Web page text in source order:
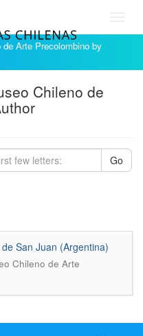
Arte Precolombino by
Chileno de
Go
San Juan (Argentina)
Chileno de Arte